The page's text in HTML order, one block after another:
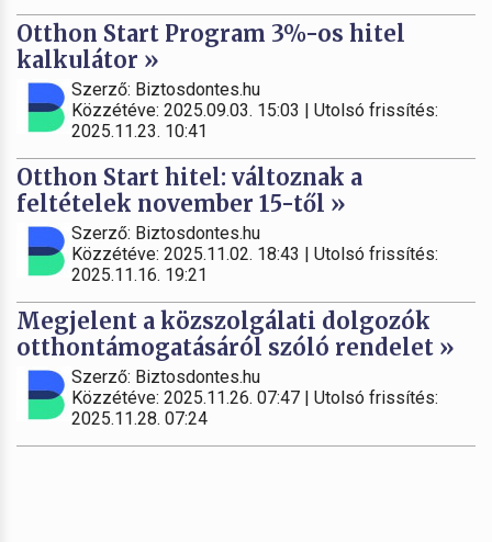
Otthon Start Program 3%-os hitel
kalkulátor »
Szerző: Biztosdontes.hu
Közzétéve: 2025.09.03. 15:03 | Utolsó frissítés:
2025.11.23. 10:41
Otthon Start hitel: változnak a
feltételek november 15-től »
Szerző: Biztosdontes.hu
Közzétéve: 2025.11.02. 18:43 | Utolsó frissítés:
2025.11.16. 19:21
Megjelent a közszolgálati dolgozók
otthontámogatásáról szóló rendelet »
Szerző: Biztosdontes.hu
Közzétéve: 2025.11.26. 07:47 | Utolsó frissítés:
2025.11.28. 07:24